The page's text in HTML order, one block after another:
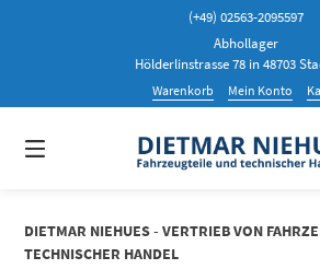
(+49) 02563-2095597
Abhollager
Hölderlinstrasse 78 in 48703
Warenkorb Mein Konto
DIETMAR NIEHUES - VERTRIEB VON
TECHNISCHER HANDEL